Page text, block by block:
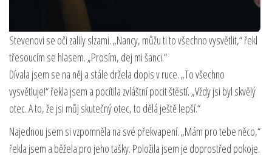
Stevenovi se oči zalily slzami. „Nancy, můžu ti to všechno vysvětlit,“ řekl
třesoucím se hlasem. „Prosím, dej mi šanci.“
Dívala jsem se na něj a stále držela dopis v ruce. „To všechno
vysvětluje!“ řekla jsem a pocítila zvláštní pocit štěstí. „Vždy jsi byl skvělý
otec. A to, že jsi můj skutečný otec, to dělá ještě lepší.“
Najednou jsem si vzpomněla na své překvapení. „Mám pro tebe něco,“
řekla jsem a běžela pro jeho tašky. Položila jsem je doprostřed pokoje.